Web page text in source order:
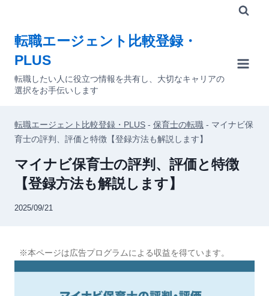
転職エージェント比較登録・
PLUS
転職したい人に役立つ情報を共有し、大切なキャリアの
選択をお手伝いします
転職エージェント比較登録・PLUS - 保育士の転職 - マイナビ保
育士の評判、評価と特徴【登録方法も解説します】
マイナビ保育士の評判、評価と特徴
【登録方法も解説します】
2025/09/21
※本ページは広告プログラムによる収益を得ています。